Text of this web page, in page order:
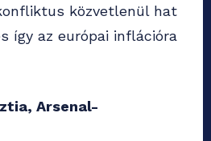
közvetlenül hat
így az európai inflációra
Arsenal-